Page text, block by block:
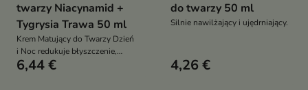
twarzy Niacynamid +
Tygrysia Trawa 50 ml
Krem Matujący do Twarzy Dzień
i Noc redukuje błyszczenie,
nawilża, odświeża i wzmacnia
6,44 €
do twarzy 50 ml
Silnie nawilżający i ujędrniający.
4,26 €